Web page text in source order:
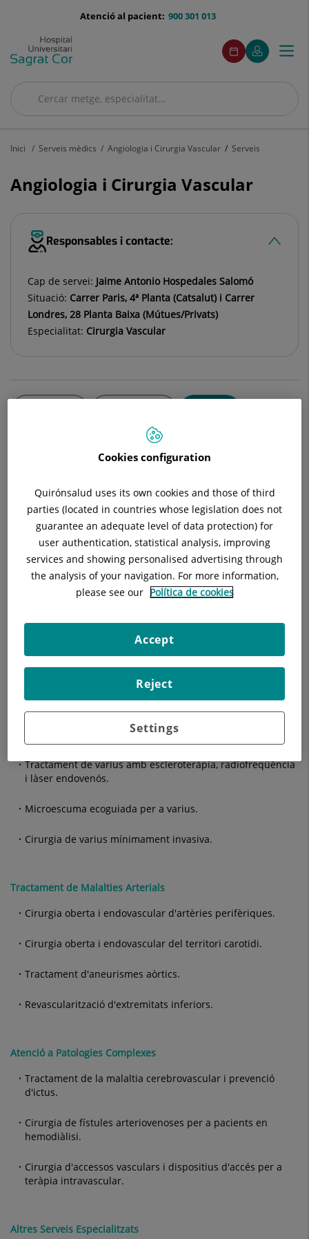
menu-
900 301 013
Atenció al pacient:
Cercar
Cercar
menuAcceso
Demaneu
cita
Aquest
enllaç
s'obrirà
una
El
meu
Aquest
enllaç
s'obrirà
una
finestra
Menú
Inici Serveis mèdics Angiologia i Cirurgia Vascular Serveis
Angiologia i Cirurgia Vascular
Responsables i contacte:
Cap de servei: Jaime Antonio Hospedales Salomó
Situació: Carrer Paris, 4ª Planta (Catsalut) i Carrer
Londres, 28 Planta Baixa (Mútues/Privats)
Especialitat: Cirurgia Vascular
Oferim una àmplia gamma de serveis especialitzats en el
tractament de problemes vasculars, utilitzant les tècniques
més avançades i sempre adaptades a les necessitats
específiques de cada pacient:
Diagnòstic Vascular No Invasiu
Estudis hemodinàmics avançats.
Avaluació de la insuficiència venosa i de les artèries
Tractament de varius amb escleroteràpia, radiofreqüència
i làser endovenós.
Microescuma ecoguiada per a varius.
Cirurgia de varius mínimament invasiva.
Tractament de Malalties Arterials
Cirurgia oberta i endovascular d'artèries perifèriques.
Cirurgia oberta i endovascular del territori carotidi.
Tractament d'aneurismes aòrtics.
Revascularització d'extremitats inferiors.
Atenció a Patologies Complexes
Tractament de la malaltia cerebrovascular i prevenció
d'ictus.
Cirurgia de fístules arteriovenoses per a pacients en
hemodiàlisi.
Cirurgia d'accessos vasculars i dispositius d'accés per a
teràpia intravascular.
Altres Serveis Especialitzats
Cookies configuration
Quirónsalud uses its own cookies and those of third
parties (located in countries whose legislation does not
guarantee an adequate level of data protection) for
user authentication, statistical analysis, improving
services and showing personalised advertising through
the analysis of your navigation. For more information,
please see our Política de cookies
Settings
Reject
Accept